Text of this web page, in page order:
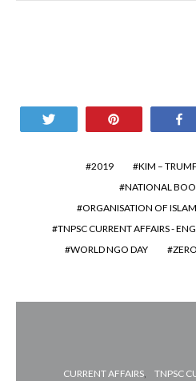
2019
KIM –
NATIONAL
ORGANISATION OF
TNPSC CURRENT AFFAIRS -
WORLD NGO DAY
CURRENT AFFAIRS TNPSC